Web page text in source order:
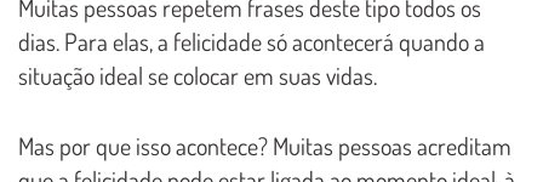
Muitas pessoas repetem frases deste tipo todos os
dias. Para elas, a felicidade só acontecerá quando a
situação ideal se colocar em suas vidas.
Mas por que isso acontece? Muitas pessoas acreditam